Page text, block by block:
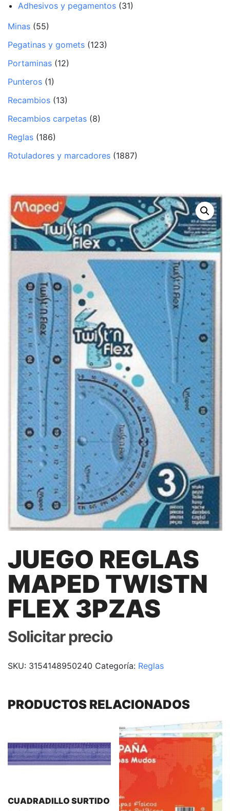
Adhesivos y pegamentos (31)
Minas (55)
Pegatinas y gomets (123)
Portaminas (12)
Punteros (1)
Recambios (13)
Recambios carpetas (8)
Reglas (186)
Rotuladores y marcadores (1887)
JUEGO REGLAS
MAPED TWISTN
FLEX 3PZAS
Solicitar precio
SKU: 3154148950240 Categoría: Reglas
PRODUCTOS RELACIONADOS
CUADRADILLO SURTIDO